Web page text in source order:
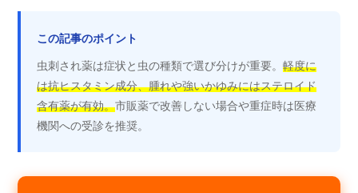
この記事のポイント
虫刺され薬は症状と虫の種類で選び分けが重要。 軽度に
は抗ヒスタミン成分、腫れや強いかゆみにはステロイド
含有薬が有効。市販薬で改善しない場合や重症時は医療
機関への受診を推奨。